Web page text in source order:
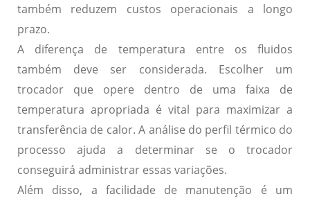
também reduzem custos operacionais a longo
prazo.
A diferença de temperatura entre os fluidos
também deve ser considerada. Escolher um
trocador que opere dentro de uma faixa de
temperatura apropriada é vital para maximizar a
transferência de calor. A análise do perfil térmico do
processo ajuda a determinar se o trocador
conseguirá administrar essas variações.
Além disso, a facilidade de manutenção é um